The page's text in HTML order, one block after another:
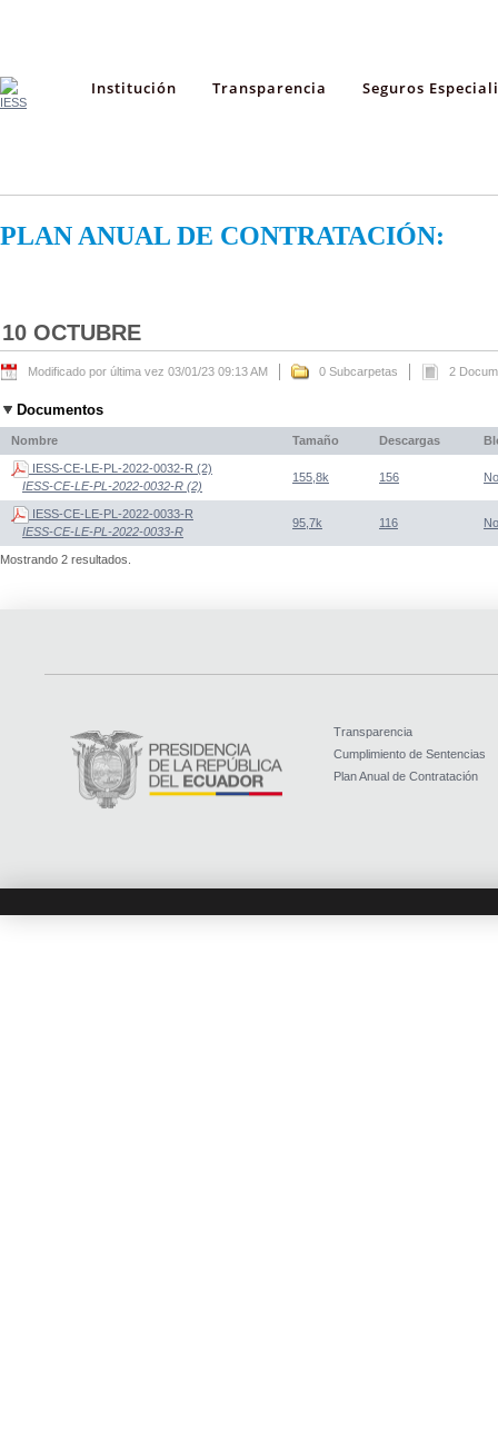
Institución Transparencia Seguros
PLAN ANUAL DE CONTRATACIÓN:
10 OCTUBRE
Modificado por última vez 03/01/23 09:13 AM 0 Subcarpetas 2
Documentos
Nombre Tamaño Descargas
IESS-CE-LE-PL-2022-0032-R (2)
IESS-CE-LE-PL-2022-0032-R (2)
155,8k 156 No
IESS-CE-LE-PL-2022-0033-R
IESS-CE-LE-PL-2022-0033-R
95,7k 116 No
Mostrando 2 resultados.
Transparencia
Cumplimiento de Sentencias
Plan Anual de Contratación